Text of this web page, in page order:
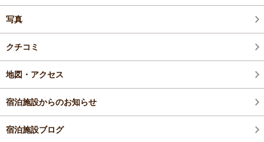
写真
クチコミ
地図・アクセス
宿泊施設からのお知らせ
宿泊施設ブログ